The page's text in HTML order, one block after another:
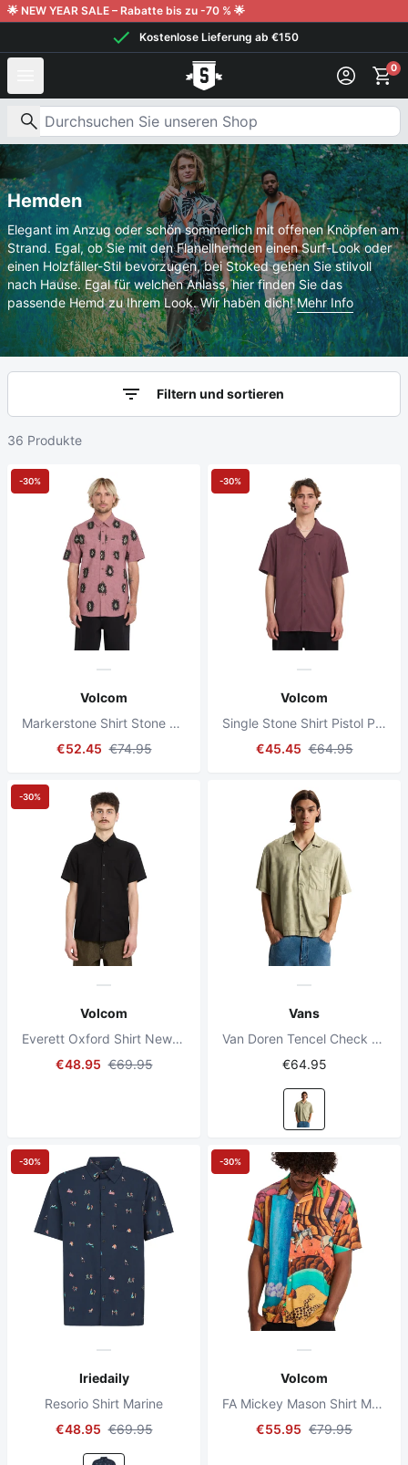
Weiter zum Inhalt
🌟 NEW YEAR SALE – Rabatte bis zu -70 % 🌟
Kostenlose Lieferung ab €150
0
Nach Produkten suchen
Hemden
Elegant im Anzug oder schön sommerlich mit offenen Knöpfen am
Strand. Egal, ob Sie mit den Flanellhemden einen Surf-Look oder
einen Holzfäller-Stil bevorzugen, bei Stoked gehen Sie stilvoll
nach Hause. Egal für welchen Anlass, hier finden Sie das
passende Hemd zu Ihrem Look. Wir haben dich!Mehr Info
Filtern und sortieren
36 Produkte
Volcom
Markerstone Shirt Stone Rose
€52.45 €74.95
-30%
Volcom
Single Stone Shirt Pistol Punch
€45.45 €64.95
-30%
Volcom
Everett Oxford Shirt New Black
€48.95 €69.95
-30%
Vans
Van Doren Tencel Check Soft Sage Short Sleeve
€64.95
Iriedaily
Resorio Shirt Marine
€48.95 €69.95
-30%
Volcom
FA Mickey Mason Shirt Multicolor
€55.95 €79.95
-30%